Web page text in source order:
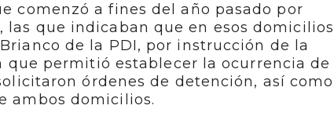
comenzó a fines del año pasado por
las que indicaban que en esos domicilios
de la PDI, por instrucción de la
permitió establecer la ocurrencia de
órdenes de detención, así como
ambos domicilios.